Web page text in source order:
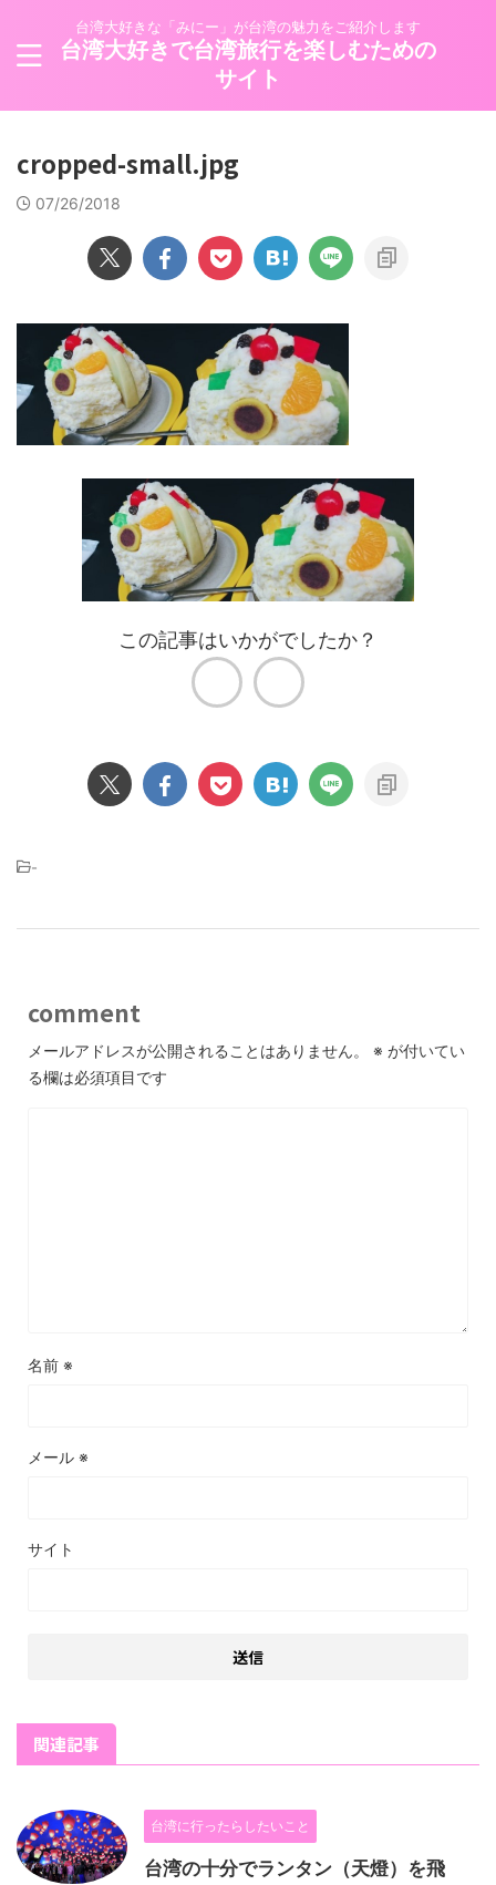
台湾大好きな「みにー」が台湾の魅力をご紹介します
台湾大好きで台湾旅行を楽しむための
サイト
cropped-small.jpg
07/26/2018
この記事はいかがでしたか？
-
comment
メールアドレスが公開されることはありません。 ※ が付いてい
る欄は必須項目です
名前 ※
メール ※
サイト
関連記事
台湾に行ったらしたいこと
台湾の十分でランタン（天燈）を飛